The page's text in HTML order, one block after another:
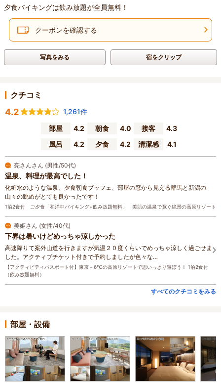
夕食バイキングは飲み放題が全員無料！
クーポンを確認する
写真をみる 宿をクリップ
クチコミ
4.2
1,261件
部屋
4.2 朝食 4.0 接客
4.3
風呂
4.2 夕食 4.2 清潔感 4.1
亮さんさん (男性/50代)
温泉、料理が最高でした！
化粧水のような温泉、夕食朝食ブッフェ、部屋の窓から見える群馬と新潟の
山々の眺めがとても良かったです！
1泊2食付 ご夕食「和洋中バイキング+飲み放題無料」 美肌の温泉で寛ぐ絶景の高原リゾート
美姫さん (女性/40代)
下界は暑いけどめっちゃ涼しかった
高速降りて案外山道を行きますが気温２０度くらいでめっちゃ涼しく過ごせま
した。アクティブチケット付きで予約しましたが色々な…
【アクティビティパスポート付】東京－6℃の高原リゾートで思いっきり遊ぼう！ 1泊2食付
（飲み放題無料）
すべてのクチコミをみる
部屋・設備